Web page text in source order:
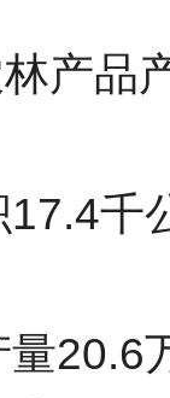
产品
千
20.6